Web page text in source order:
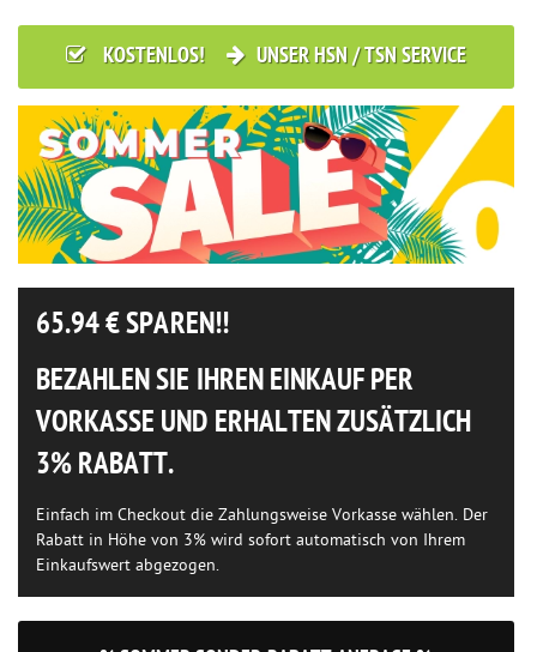
KOSTENLOS! UNSER HSN / TSN SERVICE
65.94€ SPAREN!!
BEZAHLEN SIE IHREN EINKAUF PER
VORKASSE UND ERHALTEN ZUSÄTZLICH
3% RABATT.
Einfach im Checkout die Zahlungsweise Vorkasse wählen. Der
Rabatt in Höhe von 3% wird sofort automatisch von Ihrem
Einkaufswert abgezogen.